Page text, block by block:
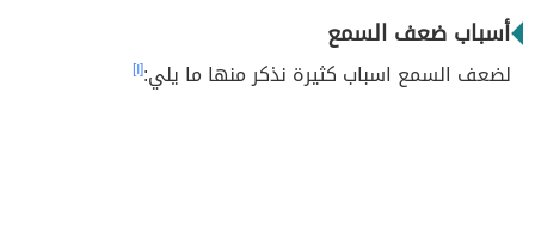
أسباب ضعف السمع
لضعف السمع اسباب كثيرة نذكر منها ما يلي:[١]